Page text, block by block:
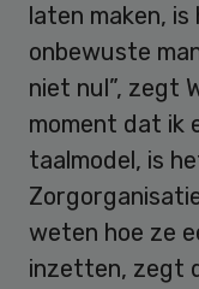
laten maken,
onbewuste
niet nul”, zegt
moment dat ik
taalmodel, is
weten hoe ze
inzetten, zegt